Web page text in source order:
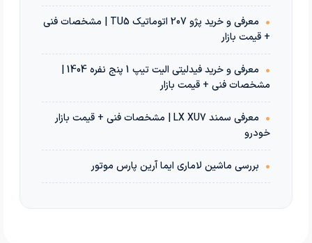
•
معرفی و خرید پژو 207 اتوماتیک TU5 | مشخصات فنی
+ قیمت بازار
•
معرفی و خرید فیدلیتی الیت تیپ 1 پنج نفره 1404 |
مشخصات فنی + قیمت بازار
•
معرفی سمند LX XU7 | مشخصات فنی + قیمت بازار
خودرو
• بررسی ماشین لاماری ایما آرین پارس موتور